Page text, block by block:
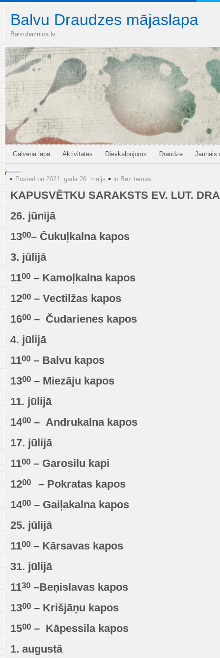
Balvu Draudzes mājaslapa
Balvubaznica.lv
Galvenā lapa Aktivitātes Dievkalpojums Draudze Jaunais
Posted on 2021. gada 26. maijs in Bez tēmas
KAPUSVĒTKU SARAKSTS EV. LUT.
26. jūnijā
1300– Čukuļkalna kapos
3. jūlijā
1100 – Kamoļkalna kapos
1200 – Vectilžas kapos
1600 – Čudarienes kapos
4. jūlijā
1100 – Balvu kapos
1300 – Miezāju kapos
11. jūlijā
1400 – Andrukalna kapos
17. jūlijā
1100 – Garosilu kapi
1200 – Pokratas kapos
1400 – Gaiļakalna kapos
25. jūlijā
1100 – Kārsavas kapos
31. jūlijā
1130 –Beņislavas kapos
1300 – Krišjāņu kapos
1500 – Kāpessila kapos
1. augustā